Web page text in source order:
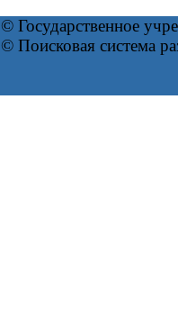
© Государственное
© Поисковая система